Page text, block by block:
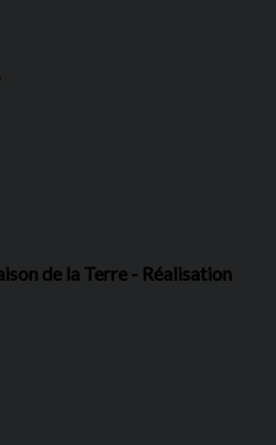
de la Terre - Réalisation